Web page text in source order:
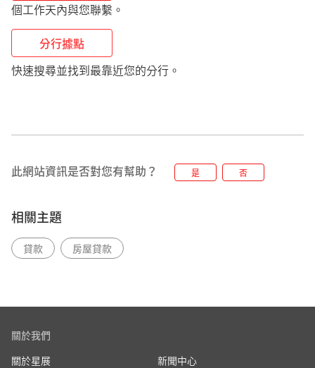
個工作天內與您聯繫。
分行據點
快速搜尋並找到最靠近您的分行。
此網站資訊是否對您有幫助？ 是 否
相關主題
貸款 房屋貸款
關於我們
關於星展
新聞中心